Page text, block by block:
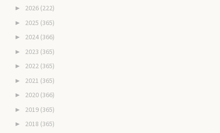
► 2026 (222)
► 2025 (365)
► 2024 (366)
► 2023 (365)
► 2022 (365)
► 2021 (365)
► 2020 (366)
► 2019 (365)
► 2018 (365)